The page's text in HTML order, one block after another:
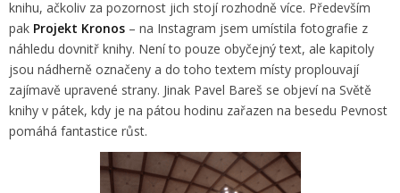
knihu, ačkoliv za pozornost jich stojí rozhodně více. Především
pak Projekt Kronos – na Instagram jsem umístila fotografie z
náhledu dovnitř knihy. Není to pouze obyčejný text, ale kapitoly
jsou nádherně označeny a do toho textem místy proplouvají
zajímavě upravené strany. Jinak Pavel Bareš se objeví na Světě
knihy v pátek, kdy je na pátou hodinu zařazen na besedu Pevnost
pomáhá fantastice růst.